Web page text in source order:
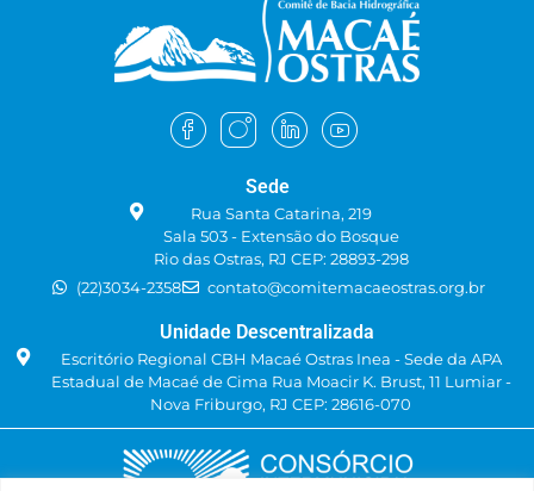
Sede
Rua Santa Catarina, 219
Sala 503 - Extensão do Bosque
Rio das Ostras, RJ CEP: 28893-298
(22)3034-2358
contato@comitemacaeostras.org.br
Unidade Descentralizada
Escritório Regional CBH Macaé Ostras Inea - Sede da APA
Estadual de Macaé de Cima Rua Moacir K. Brust, 11 Lumiar -
Nova Friburgo, RJ CEP: 28616-070